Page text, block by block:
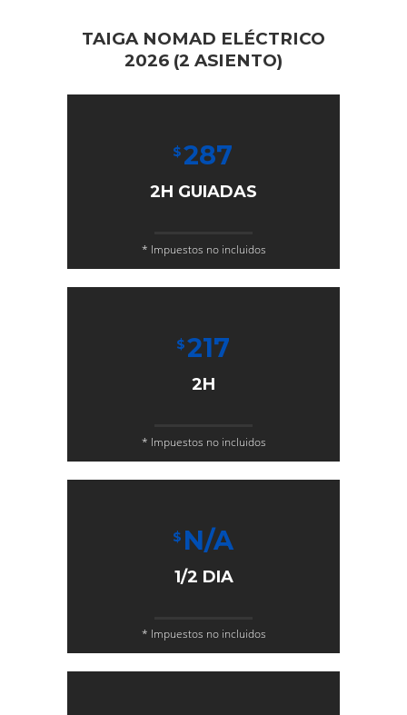
TAIGA NOMAD ELÉCTRICO
2026 (2 ASIENTO)
$287
2H GUIADAS
* Impuestos no incluidos
$217
2H
* Impuestos no incluidos
$ N/A
1/2 DIA
* Impuestos no incluidos